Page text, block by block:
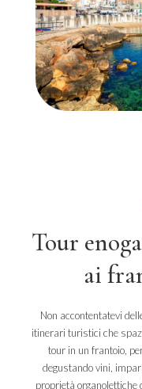
Tour
ai
Non accontentatevi
itinerari turistici che
tour in un frantoio,
degustando vini,
proprietà organolettiche